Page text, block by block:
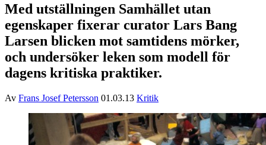
Med utställningen Samhället utan
egenskaper fixerar curator Lars Bang
Larsen blicken mot samtidens mörker,
och undersöker leken som modell för
dagens kritiska praktiker.
Av Frans Josef Petersson 01.03.13 Kritik